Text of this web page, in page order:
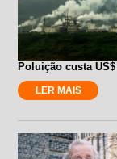
Poluição custa
LER MAIS